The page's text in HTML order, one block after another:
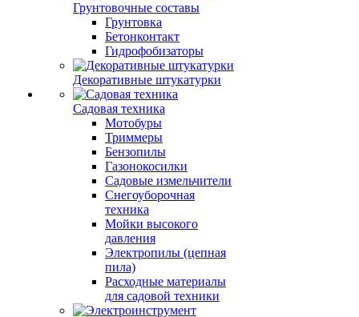
Грунтовочные составы
Грунтовка
Бетонконтакт
Гидрофобизаторы
Декоративные штукатурки
Садовая техника
Мотобуры
Триммеры
Бензопилы
Газонокосилки
Садовые измельчители
Снегоуборочная
техника
Мойки высокого
давления
Электропилы (цепная
пила)
Расходные материалы
для садовой техники